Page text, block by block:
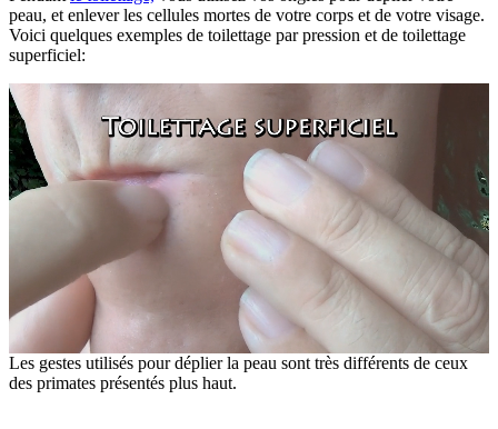
peau, et enlever les cellules mortes de votre corps et de votre visage.
Voici quelques exemples de toilettage par pression et de toilettage
superficiel:
Les gestes utilisés pour déplier la peau sont très différents de ceux
des primates présentés plus haut.